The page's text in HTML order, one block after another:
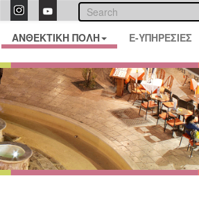
ΑΝΘΕΚΤΙΚΗ ΠΟΛΗ E-ΥΠΗΡΕΣΙΕΣ